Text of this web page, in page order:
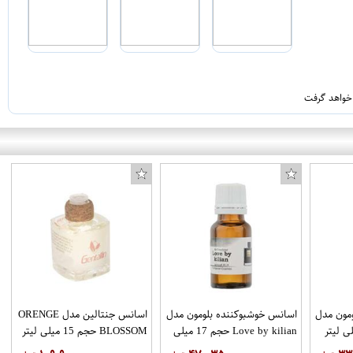
خواهد گرفت
مدل
اسانس خوشبوکننده بلومون مدل
Love by kilian حجم 17 میلی
اسانس جنتالین مدل ORENGE
BLOSSOM حجم 15 میلی لیتر